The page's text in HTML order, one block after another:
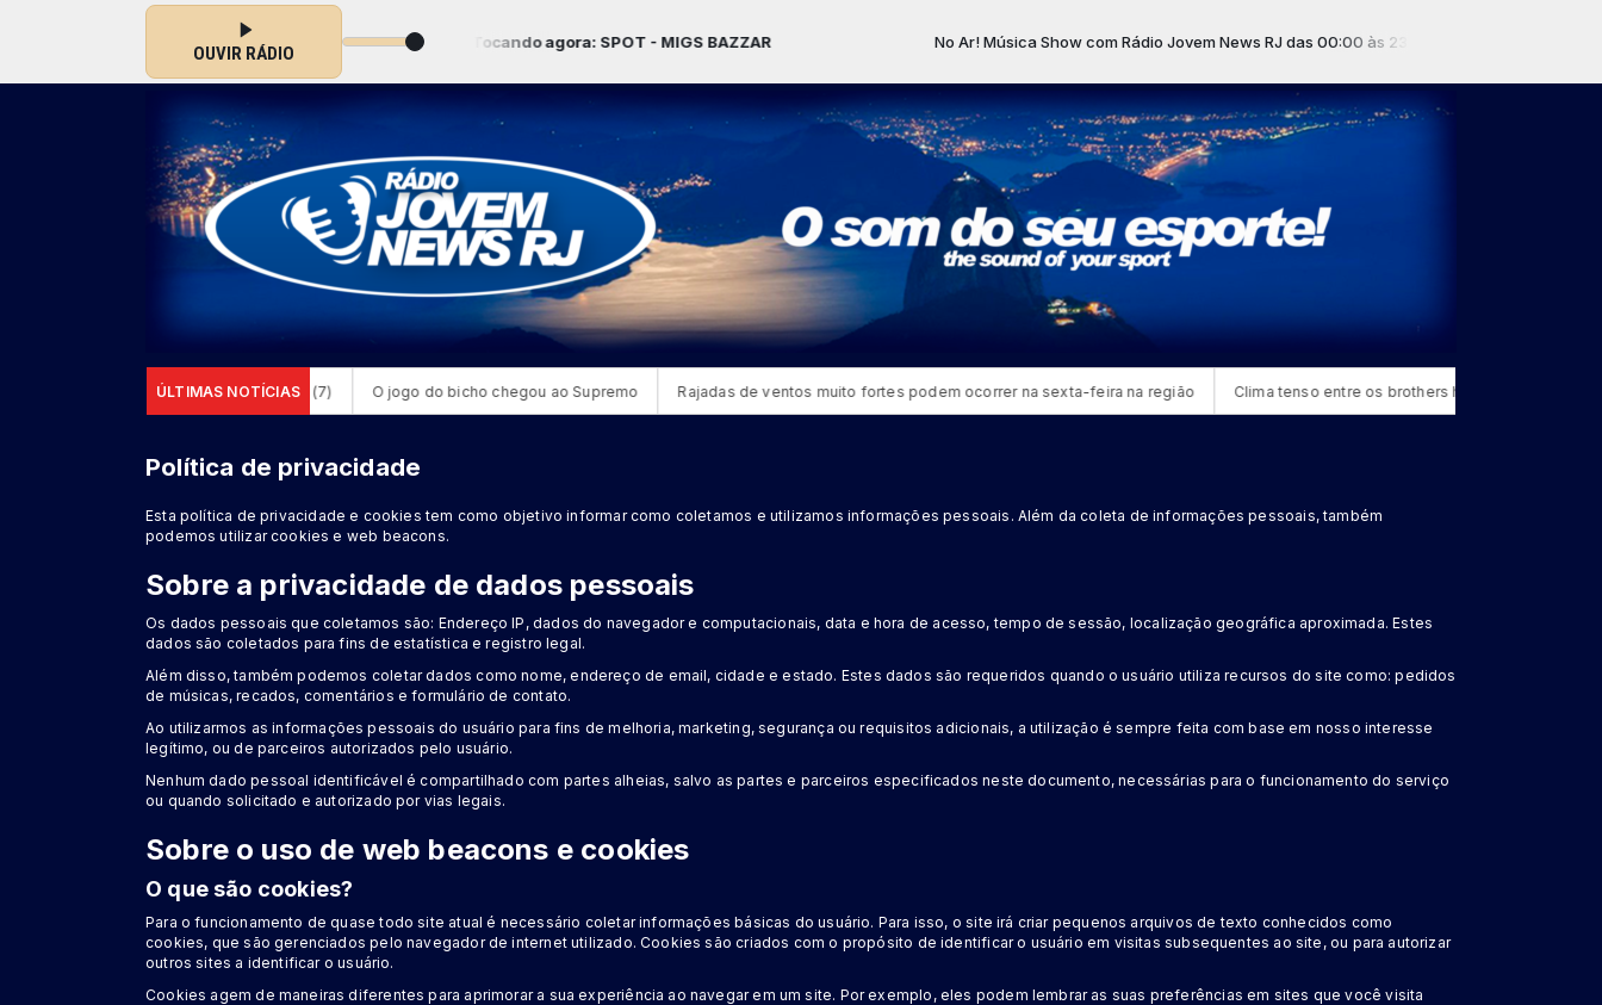
OUVIR RÁDIO
Show com Rádio Jovem News RJ das 00:00 às 23:59 -Tocando agora: SPOT - MIGS BAZZAR No Ar! Música Show com Rádio Jovem News RJ das 00:00 às 23:59 -
ÚLTIMAS NOTÍCIAS
de ensino nesta sexta-feira (7) O jogo do bicho chegou ao Supremo Rajadas de ventos muito fortes podem ocorrer na sexta-feira na região Clima tenso entre os brothers hermanos
Política de privacidade
Esta política de privacidade e cookies tem como objetivo informar como coletamos e utilizamos informações pessoais. Além da coleta de informações pessoais, também
podemos utilizar cookies e web beacons.
Sobre a privacidade de dados pessoais
Os dados pessoais que coletamos são: Endereço IP, dados do navegador e computacionais, data e hora de acesso, tempo de sessão, localização geográfica aproximada. Estes
dados são coletados para fins de estatística e registro legal.
Além disso, também podemos coletar dados como nome, endereço de email, cidade e estado. Estes dados são requeridos quando o usuário utiliza recursos do site como: pedidos
de músicas, recados, comentários e formulário de contato.
Ao utilizarmos as informações pessoais do usuário para fins de melhoria, marketing, segurança ou requisitos adicionais, a utilização é sempre feita com base em nosso interesse
legítimo, ou de parceiros autorizados pelo usuário.
Nenhum dado pessoal identificável é compartilhado com partes alheias, salvo as partes e parceiros especificados neste documento, necessárias para o funcionamento do serviço
ou quando solicitado e autorizado por vias legais.
Sobre o uso de web beacons e cookies
O que são cookies?
Para o funcionamento de quase todo site atual é necessário coletar informações básicas do usuário. Para isso, o site irá criar pequenos arquivos de texto conhecidos como
cookies, que são gerenciados pelo navegador de internet utilizado. Cookies são criados com o propósito de identificar o usuário em visitas subsequentes ao site, ou para autorizar
outros sites a identificar o usuário.
Cookies agem de maneiras diferentes para aprimorar a sua experiência ao navegar em um site. Por exemplo, eles podem lembrar as suas preferências em sites que você visita